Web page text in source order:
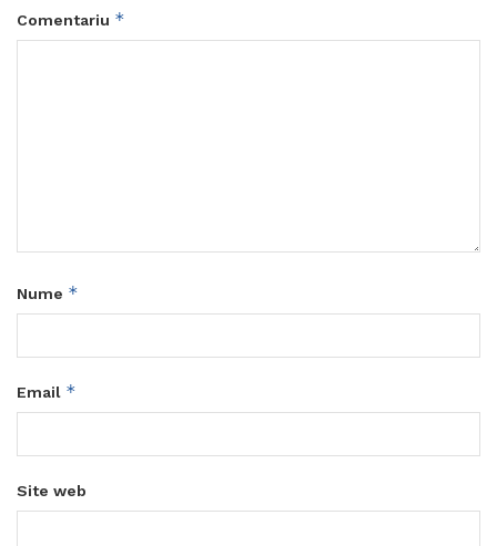
Comentariu *
Nume *
Email *
Site web